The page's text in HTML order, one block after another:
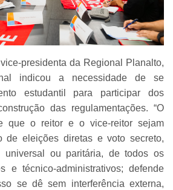
presidenta da Regional Planalto,
indicou a necessidade de se
estudantil para participar dos
das regulamentações. “O
que o reitor e o vice-reitor sejam
de eleições diretas e voto secreto,
universal ou paritária, de todos os
e técnico-administrativos; defende
se dê sem interferência externa,